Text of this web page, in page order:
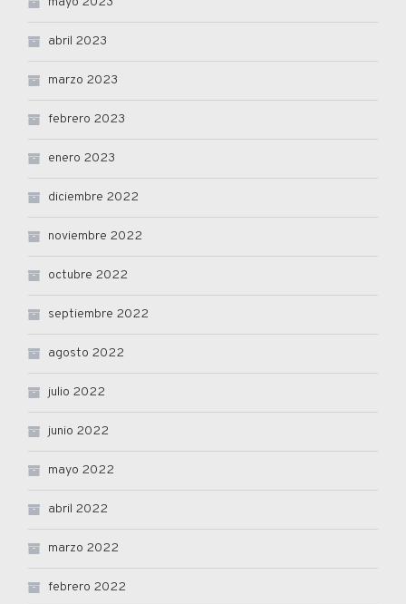
abril 2023
marzo 2023
febrero 2023
enero 2023
diciembre 2022
noviembre 2022
octubre 2022
septiembre 2022
agosto 2022
julio 2022
junio 2022
mayo 2022
abril 2022
marzo 2022
febrero 2022